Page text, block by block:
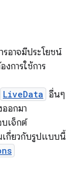
อาจมีประโยชน์
การใช้การ
LiveData อื่นๆ
อกมา
เจ็กต์
เกี่ยวกับรูปแบบนี้